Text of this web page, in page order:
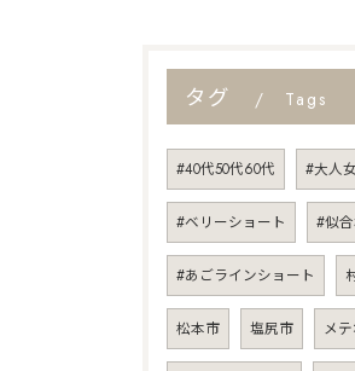
タグ Tags
#40代50代60代 #大人
#ベリーショート #似
#あごラインショート
松本市 塩尻市 メ